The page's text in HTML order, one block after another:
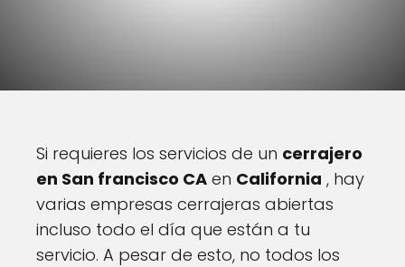
Si requieres los servicios de un cerrajero
en San francisco CA en California , hay
varias empresas cerrajeras abiertas
incluso todo el día que están a tu
servicio. A pesar de esto, no todos los